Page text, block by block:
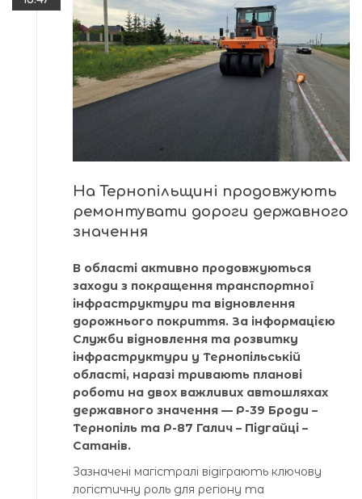
На Тернопільщині продовжують
ремонтувати дороги державного
значення
В області активно продовжуються
заходи з покращення транспортної
інфраструктури та відновлення
дорожнього покриття. За інформацією
Служби відновлення та розвитку
інфраструктури у Тернопільській
області, наразі тривають планові
роботи на двох важливих автошляхах
державного значення — Р-39 Броди –
Тернопіль та Р-87 Галич – Підгайці –
Сатанів.
Зазначені магістралі відіграють ключову
логістичну роль для регіону та